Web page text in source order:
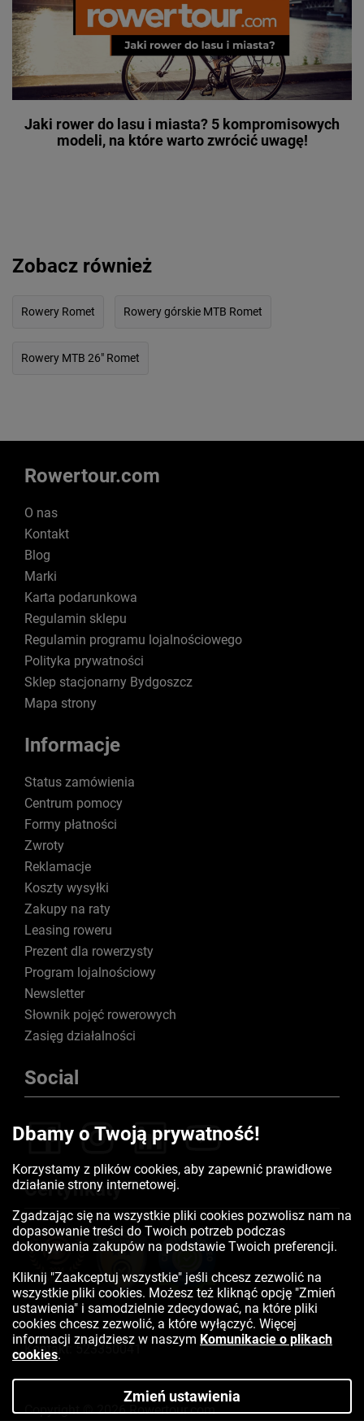
Jaki rower do lasu i miasta? 5 kompromisowych
modeli, na które warto zwrócić uwagę!
Zobacz również
Rowery Romet Rowery górskie MTB Romet
Rowery MTB 26" Romet
Rowertour.com
O nas
Kontakt
Blog
Marki
Karta podarunkowa
Regulamin sklepu
Regulamin programu lojalnościowego
Polityka prywatności
Sklep stacjonarny Bydgoszcz
Mapa strony
Informacje
Status zamówienia
Centrum pomocy
Formy płatności
Zwroty
Reklamacje
Koszty wysyłki
Zakupy na raty
Leasing roweru
Prezent dla rowerzysty
Program lojalnościowy
Newsletter
Słownik pojęć rowerowych
Zasięg działalności
Social
Certyfikaty
Kontakt: 523350041
Copyright © 2026 Rowertour.com
Dbamy o Twoją prywatność!
Korzystamy z plików cookies, aby zapewnić prawidłowe
działanie strony internetowej.
Zgadzając się na wszystkie pliki cookies pozwolisz nam na
dopasowanie treści do Twoich potrzeb podczas
dokonywania zakupów na podstawie Twoich preferencji.
Kliknij "Zaakceptuj wszystkie" jeśli chcesz zezwolić na
wszystkie pliki cookies. Możesz też kliknąć opcję "Zmień
ustawienia" i samodzielnie zdecydować, na które pliki
cookies chcesz zezwolić, a które wyłączyć. Więcej
informacji znajdziesz w naszym Komunikacie o plikach
cookies.
Zmień ustawienia